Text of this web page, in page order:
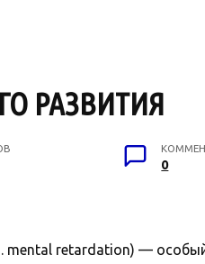
РАЗВИТИЯ
0
retardation) — особый